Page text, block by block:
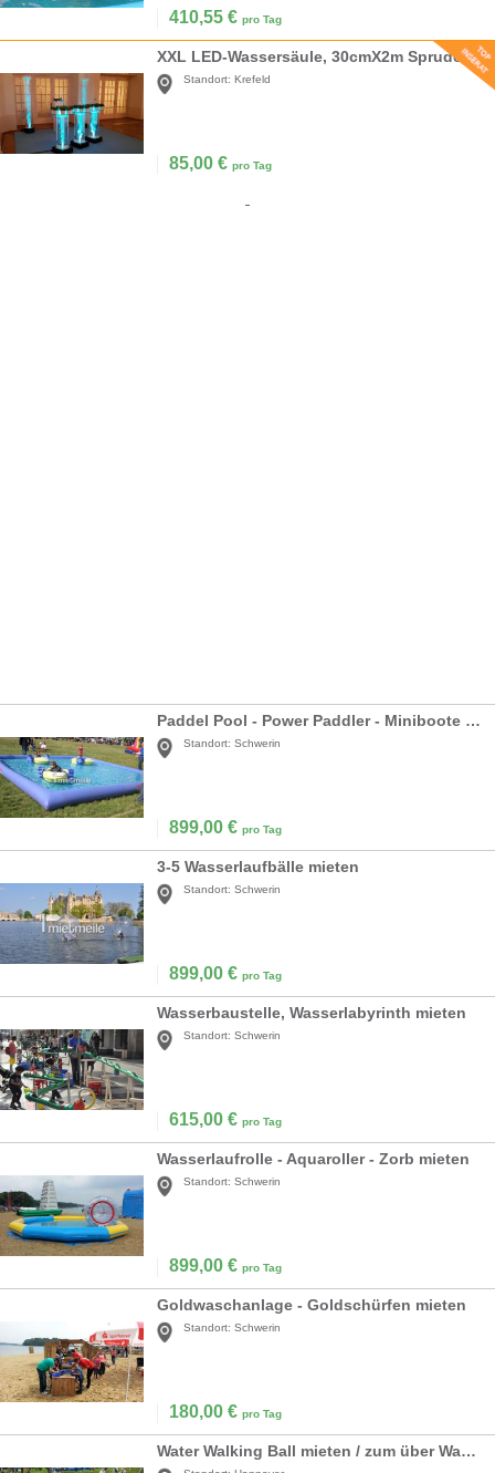
410,55 € pro Tag
XXL LED-Wassersäule, 30cmX2m Sprudelsäule, Wassersäulen, Blubbersäulen
Standort: Krefeld
85,00 € pro Tag
Paddel Pool - Power Paddler - Miniboote mieten
Standort: Schwerin
899,00 € pro Tag
3-5 Wasserlaufbälle mieten
Standort: Schwerin
899,00 € pro Tag
Wasserbaustelle, Wasserlabyrinth mieten
Standort: Schwerin
615,00 € pro Tag
Wasserlaufrolle - Aquaroller - Zorb mieten
Standort: Schwerin
899,00 € pro Tag
Goldwaschanlage - Goldschürfen mieten
Standort: Schwerin
180,00 € pro Tag
Water Walking Ball mieten / zum über Wasser laufen